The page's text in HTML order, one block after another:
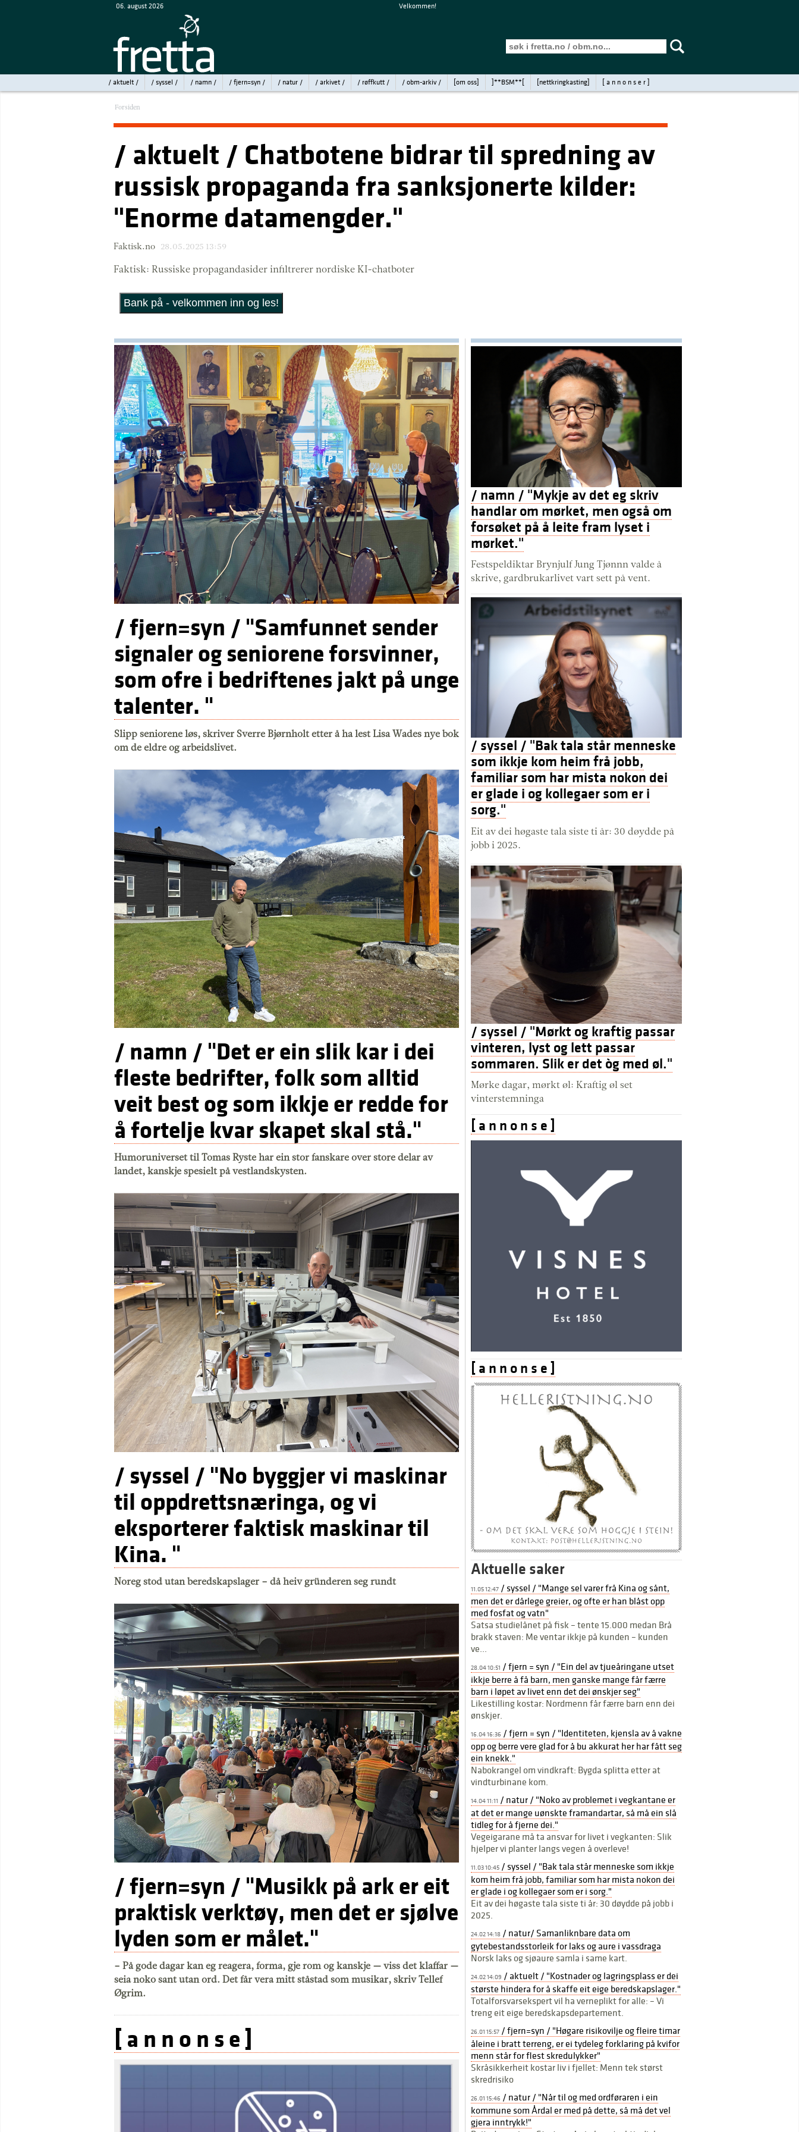
06. august 2026 Velkommen!
/ aktuelt / / syssel / / namn / / fjern=syn / / natur / / arkivet / / røffkutt / / obm-arkiv / [om oss] ]**BSM**[ [nettkringkasting] [ a n n o n s e r ]
Forsiden
/ aktuelt / Chatbotene bidrar til spredning av
russisk propaganda fra sanksjonerte kilder:
"Enorme datamengder."
Faktisk.no 28.05.2025 13:59
Faktisk: Russiske propagandasider infiltrerer nordiske KI-chatboter
/ fjern=syn / "Samfunnet sender
signaler og seniorene forsvinner,
som ofre i bedriftenes jakt på unge
talenter. "
Slipp seniorene løs, skriver Sverre Bjørnholt etter å ha lest Lisa Wades nye bok
om de eldre og arbeidslivet.
/ namn / "Det er ein slik kar i dei
fleste bedrifter, folk som alltid
veit best og som ikkje er redde for
å fortelje kvar skapet skal stå."
Humoruniverset til Tomas Ryste har ein stor fanskare over store delar av
landet, kanskje spesielt på vestlandskysten.
/ syssel / "No byggjer vi maskinar
til oppdrettsnæringa, og vi
eksporterer faktisk maskinar til
Kina. "
Noreg stod utan beredskapslager – då heiv gründeren seg rundt
/ fjern=syn / "Musikk på ark er eit
praktisk verktøy, men det er sjølve
lyden som er målet."
– På gode dagar kan eg reagera, forma, gje rom og kanskje — viss det klaffar —
seia noko sant utan ord. Det får vera mitt ståstad som musikar, skriv Tellef
Øgrim.
[ a n n o n s e ]
/ namn / "Mykje av det eg skriv
handlar om mørket, men også om
forsøket på å leite fram lyset i
mørket."
Festspeldiktar Brynjulf Jung Tjønnn valde å
skrive, gardbrukarlivet vart sett på vent.
/ syssel / "Bak tala står menneske
som ikkje kom heim frå jobb,
familiar som har mista nokon dei
er glade i og kollegaer som er i
sorg."
Eit av dei høgaste tala siste ti år: 30 døydde på
jobb i 2025.
/ syssel / "Mørkt og kraftig passar
vinteren, lyst og lett passar
sommaren. Slik er det òg med øl."
Mørke dagar, mørkt øl: Kraftig øl set
vinterstemninga
[ a n n o n s e ]
[ a n n o n s e ]
Aktuelle saker
11.05 12:47 / syssel / "Mange sel varer frå Kina og sånt,
men det er dårlege greier, og ofte er han blåst opp
med fosfat og vatn"
Satsa studielånet på fisk – tente 15.000 medan Brå
brakk staven: Me ventar ikkje på kunden – kunden
ve...
28.04 10:51 / fjern = syn / "Ein del av tjueåringane utset
ikkje berre å få barn, men ganske mange får færre
barn i løpet av livet enn det dei ønskjer seg"
Likestilling kostar: Nordmenn får færre barn enn dei
ønskjer.
16.04 16:36 / fjern = syn / "Identiteten, kjensla av å vakne
opp og berre vere glad for å bu akkurat her har fått seg
ein knekk."
Nabokrangel om vindkraft: Bygda splitta etter at
vindturbinane kom.
14.04 11:11 / natur / "Noko av problemet i vegkantane er
at det er mange uønskte framandartar, så må ein slå
tidleg for å fjerne dei."
Vegeigarane må ta ansvar for livet i vegkanten: Slik
hjelper vi planter langs vegen å overleve!
11.03 10:45 / syssel / "Bak tala står menneske som ikkje
kom heim frå jobb, familiar som har mista nokon dei
er glade i og kollegaer som er i sorg."
Eit av dei høgaste tala siste ti år: 30 døydde på jobb i
2025.
24.02 14:18 / natur/ Samanliknbare data om
gytebestandsstorleik for laks og aure i vassdraga
Norsk laks og sjøaure samla i same kart.
24.02 14:09 / aktuelt / "Kostnader og lagringsplass er dei
største hindera for å skaffe eit eige beredskapslager."
Totalforsvarsekspert vil ha verneplikt for alle: – Vi
treng eit eige beredskapsdepartement.
26.01 15:57 / fjern=syn / "Høgare risikovilje og fleire timar
åleine i bratt terreng, er ei tydeleg forklaring på kvifor
menn står for flest skredulykker"
Skråsikkerheit kostar liv i fjellet: Menn tek størst
skredrisiko
26.01 15:46 / natur / "Når til og med ordføraren i ein
kommune som Årdal er med på dette, så må det vel
gjera inntrykk!"